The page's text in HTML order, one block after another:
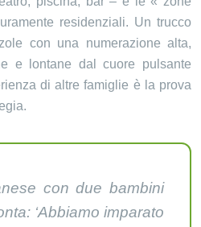
residenziali. Un trucco
con una numerazione alta,
e lontane dal cuore pulsante
di altre famiglie è la prova
con due bambini
‘Abbiamo imparato